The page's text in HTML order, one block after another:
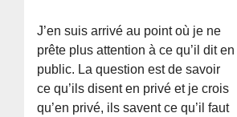
J’en suis arrivé au point où je ne
prête plus attention à ce qu’il dit en
public. La question est de savoir
ce qu’ils disent en privé et je crois
qu’en privé, ils savent ce qu’il faut